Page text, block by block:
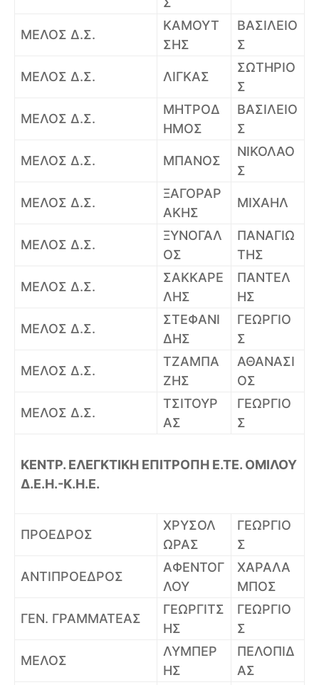
ΜΕΛΟΣ Δ.Σ.
ΚΑΜΟΥΤ
ΣΗΣ
ΒΑΣΙΛΕΙΟ
Σ
ΜΕΛΟΣ Δ.Σ. ΛΙΓΚΑΣ
ΣΩΤΗΡΙΟ
Σ
ΜΕΛΟΣ Δ.Σ.
ΜΗΤΡΟΔ
ΗΜΟΣ
ΒΑΣΙΛΕΙΟ
Σ
ΜΕΛΟΣ Δ.Σ. ΜΠΑΝΟΣ
ΝΙΚΟΛΑΟ
Σ
ΜΕΛΟΣ Δ.Σ.
ΞΑΓΟΡΑΡ
ΑΚΗΣ
ΜΙΧΑΗΛ
ΜΕΛΟΣ Δ.Σ.
ΞΥΝΟΓΑΛ
ΟΣ
ΠΑΝΑΓΙΩ
ΤΗΣ
ΜΕΛΟΣ Δ.Σ.
ΣΑΚΚΑΡΕ
ΛΗΣ
ΠΑΝΤΕΛ
ΗΣ
ΜΕΛΟΣ Δ.Σ.
ΣΤΕΦΑΝΙ
ΔΗΣ
ΓΕΩΡΓΙΟ
Σ
ΜΕΛΟΣ Δ.Σ.
ΤΖΑΜΠΑ
ΖΗΣ
ΑΘΑΝΑΣΙ
ΟΣ
ΜΕΛΟΣ Δ.Σ.
ΤΣΙΤΟΥΡ
ΑΣ
ΓΕΩΡΓΙΟ
Σ
ΚΕΝΤΡ. ΕΛΕΓΚΤΙΚΗ ΕΠΙΤΡΟΠΗ Ε.ΤΕ. ΟΜΙΛΟΥ
Δ.Ε.Η.-Κ.Η.Ε.
ΠΡΟΕΔΡΟΣ
ΧΡΥΣΟΛ
ΩΡΑΣ
ΓΕΩΡΓΙΟ
Σ
ΑΝΤΙΠΡΟΕΔΡΟΣ
ΑΦΕΝΤΟΓ
ΛΟΥ
ΧΑΡΑΛΑ
ΜΠΟΣ
ΓEN. ΓΡΑΜΜΑΤΕΑΣ
ΓΕΩΡΓΙΤΣ
ΗΣ
ΓΕΩΡΓΙΟ
Σ
ΜΕΛΟΣ
ΛΥΜΠΕΡ
ΗΣ
ΠΕΛΟΠΙΔ
ΑΣ